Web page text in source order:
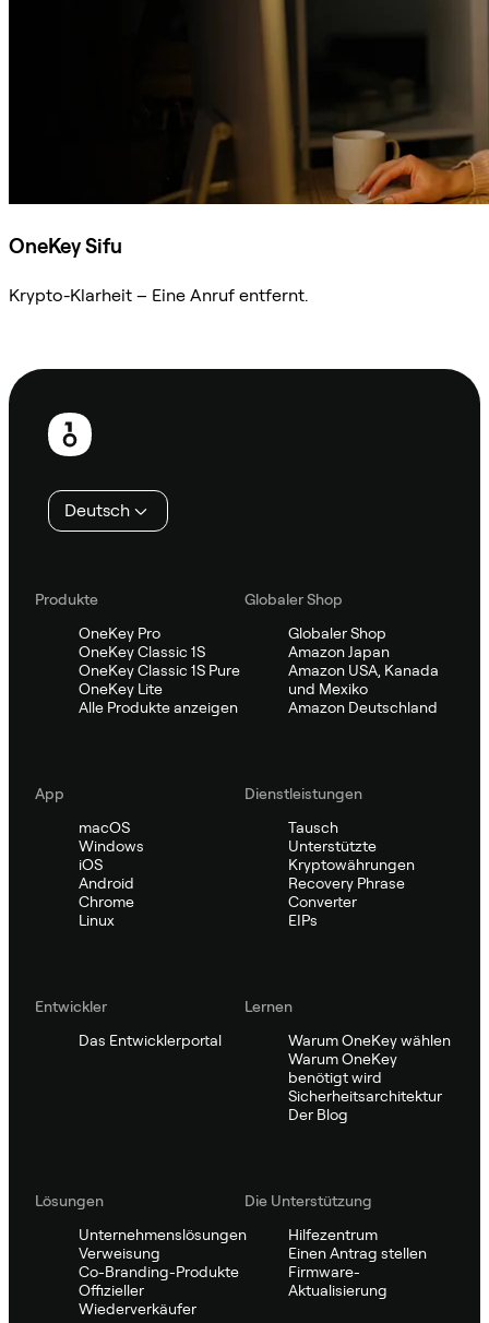
OneKey Sifu
Krypto-Klarheit – Eine Anruf entfernt.
Fußzeile
Deutsch
Produkte
OneKey Pro
OneKey Classic 1S
OneKey Classic 1S Pure
OneKey Lite
Alle Produkte anzeigen
Globaler Shop
Globaler Shop
Amazon Japan
Amazon USA, Kanada
und Mexiko
Amazon Deutschland
App
macOS
Windows
iOS
Android
Chrome
Linux
Dienstleistungen
Tausch
Unterstützte
Kryptowährungen
Recovery Phrase
Converter
EIPs
Entwickler
Das Entwicklerportal
Lernen
Warum OneKey wählen
Warum OneKey
benötigt wird
Sicherheitsarchitektur
Der Blog
Lösungen
Unternehmenslösungen
Verweisung
Co-Branding-Produkte
Offizieller
Wiederverkäufer
Die Unterstützung
Hilfezentrum
Einen Antrag stellen
Firmware-
Aktualisierung